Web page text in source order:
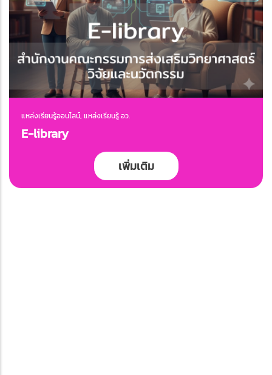
แหล่งเรียนรู้ออนไลน์, แหล่งเรียนรู้ อว.
E-library
เพิ่มเติม